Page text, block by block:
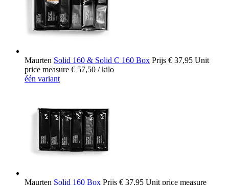
Maurten Solid 160 & Solid C 160 Box Prijs € 37,95 Unit
price measure € 57,50 / kilo
één variant
Maurten Solid 160 Box Prijs € 37,95 Unit price measure